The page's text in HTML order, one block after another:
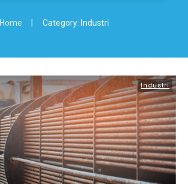
Home Category: Industri
Industri